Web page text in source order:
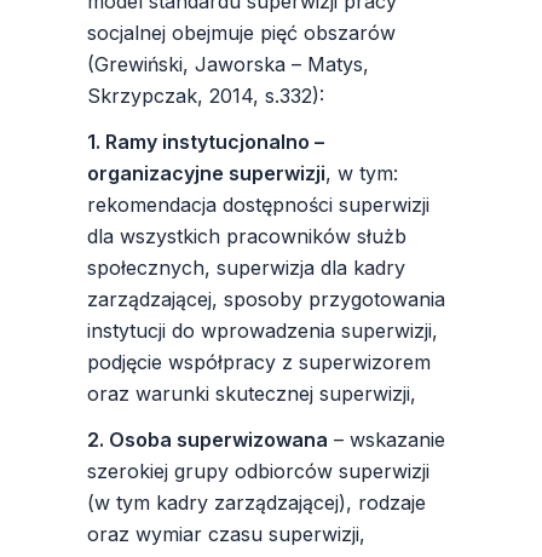
socjalnej obejmuje pięć obszarów
(Grewiński, Jaworska – Matys,
Skrzypczak, 2014, s.332):
1. Ramy instytucjonalno –
organizacyjne superwizji, w tym:
rekomendacja dostępności superwizji
dla wszystkich pracowników służb
społecznych, superwizja dla kadry
zarządzającej, sposoby przygotowania
instytucji do wprowadzenia superwizji,
podjęcie współpracy z superwizorem
oraz warunki skutecznej superwizji,
2. Osoba superwizowana – wskazanie
szerokiej grupy odbiorców superwizji
(w tym kadry zarządzającej), rodzaje
oraz wymiar czasu superwizji,